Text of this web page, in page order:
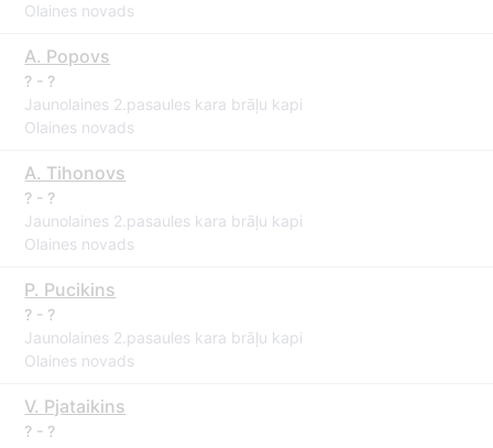
Olaines novads
A. Popovs
? - ?
Jaunolaines 2.pasaules kara brāļu kapi
Olaines novads
A. Tihonovs
? - ?
Jaunolaines 2.pasaules kara brāļu kapi
Olaines novads
P. Pucikins
? - ?
Jaunolaines 2.pasaules kara brāļu kapi
Olaines novads
V. Pjataikins
? - ?